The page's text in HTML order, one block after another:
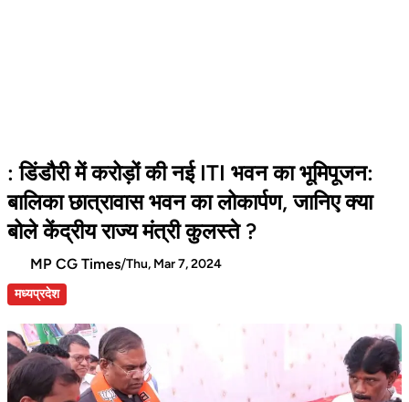
: डिंडौरी में करोड़ों की नई ITI भवन का भूमिपूजन:
बालिका छात्रावास भवन का लोकार्पण, जानिए क्या
बोले केंद्रीय राज्य मंत्री कुलस्ते ?
MP CG Times/Thu, Mar 7, 2024
मध्यप्रदेश